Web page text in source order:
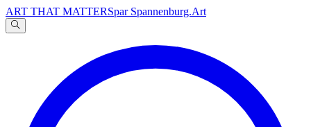
ART THAT MATTERSpar Spannenburg.Art